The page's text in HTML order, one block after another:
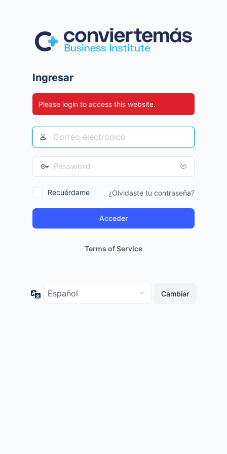
Ingresar
Please login to access this website.
Recuérdame ¿Olvidaste tu contraseña?
Terms of Service
Idioma